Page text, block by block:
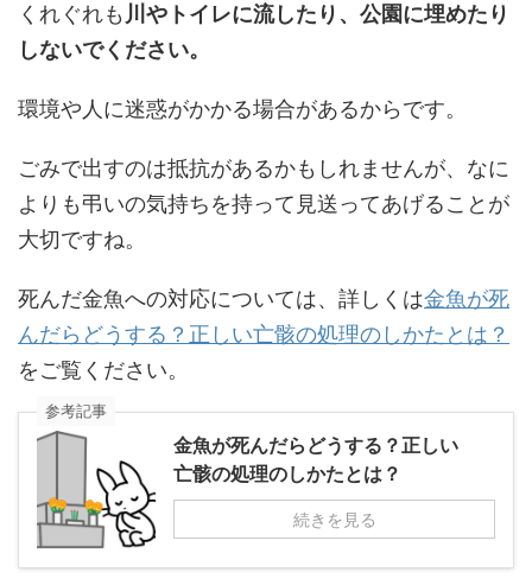
くれぐれも 川やトイレに流したり、公園に埋めたり
しないでください。
環境や人に迷惑がかかる場合があるからです。
ごみで出すのは抵抗があるかもしれませんが、なに
よりも弔いの気持ちを持って見送ってあげることが
大切ですね。
死んだ金魚への対応については、詳しくは金魚が死
んだらどうする？正しい亡骸の処理のしかたとは？
をご覧ください。
参考記事
金魚が死んだらどうする？正しい
亡骸の処理のしかたとは？
続きを見る